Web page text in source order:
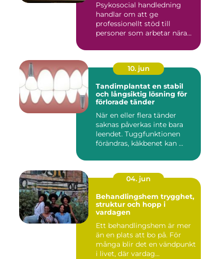
Psykosocial handledning
handlar om att ge
professionellt stöd till
personer som arbetar nära
10. jun
Tandimplantat en stabil
och långsiktig lösning för
förlorade tänder
När en eller flera tänder
saknas påverkas inte bara
leendet. Tuggfunktionen
förändras, käkbenet kan ...
04. jun
Behandlingshem trygghet,
struktur och hopp i
vardagen
Ett behandlingshem är mer
än en plats att bo på. För
många blir det en vändpunkt
i livet, där vardag...